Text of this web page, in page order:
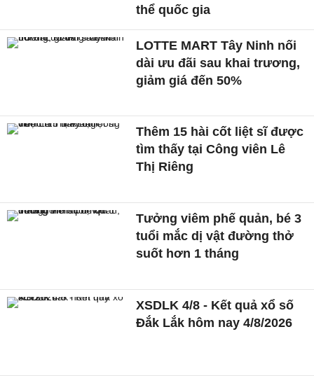
thể quốc gia
LOTTE MART Tây Ninh nối
dài ưu đãi sau khai trương,
giảm giá đến 50%
Thêm 15 hài cốt liệt sĩ được
tìm thấy tại Công viên Lê
Thị Riêng
Tưởng viêm phế quản, bé 3
tuổi mắc dị vật đường thở
suốt hơn 1 tháng
XSDLK 4/8 - Kết quả xổ số
Đắk Lắk hôm nay 4/8/2026